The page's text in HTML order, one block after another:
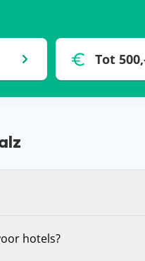
Tot
je ziet. Dit is (in veel
hotels?